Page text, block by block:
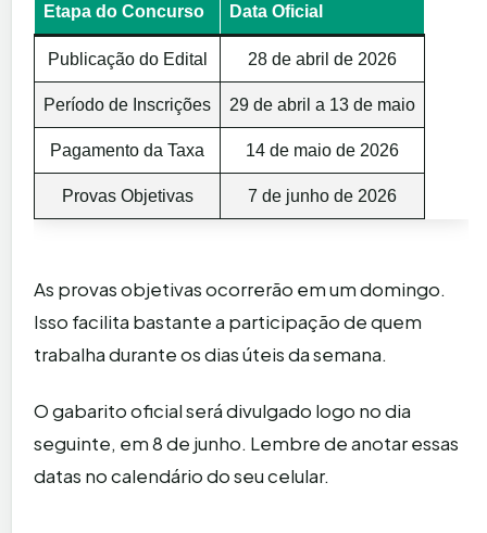
Etapa do Concurso Data Oficial
Publicação do Edital 28 de abril de 2026
Período de Inscrições 29 de abril a 13 de maio
Pagamento da Taxa 14 de maio de 2026
Provas Objetivas 7 de junho de 2026
As provas objetivas ocorrerão em um domingo.
Isso facilita bastante a participação de quem
trabalha durante os dias úteis da semana.
O gabarito oficial será divulgado logo no dia
seguinte, em 8 de junho. Lembre de anotar essas
datas no calendário do seu celular.